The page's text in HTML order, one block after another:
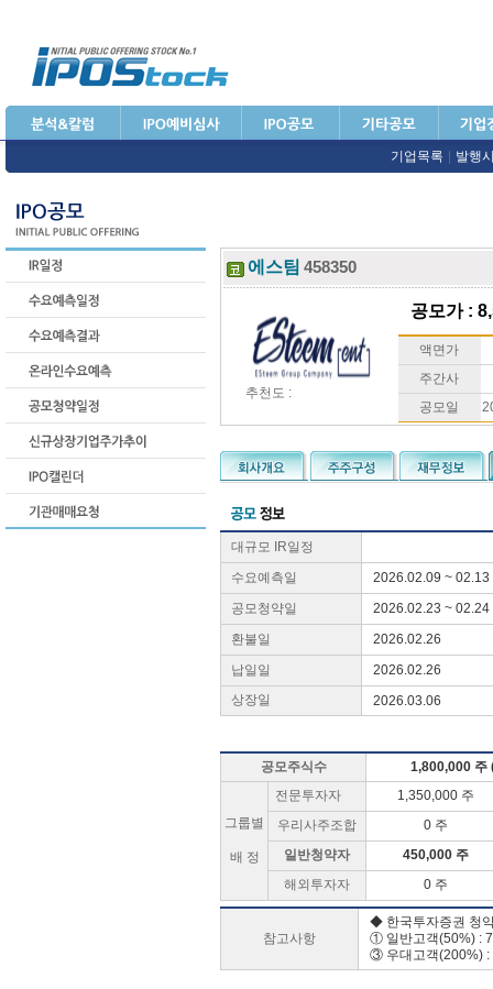
기업목록 발행
에스팀 458350
추천도 :
공모가 :
액면가
주간사
공모일
대규모 IR일정
수요예측일
2026.02.09 ~ 02.13
공모청약일
2026.02.23 ~ 02.24
환불일
2026.02.26
납일일
2026.02.26
상장일
2026.03.06
공모주식수 1,800,000 주
그룹별
배 정
전문투자자
1,350,000 주
우리사주조합
0 주
일반청약자
450,000 주
해외투자자
0 주
참고사항
◆ 한국투자증권 청
① 일반고객(50%) :
③ 우대고객(200%) :